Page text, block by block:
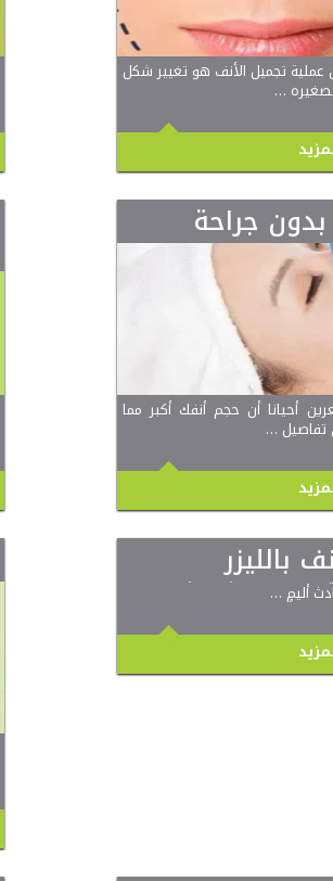
تجميل الأنف هو تغيير شكل
…
جراحة
أحيانا أن حجم أنفك أكبر مما
تفاصيل …
بالليزر
حياتك ولو لمرةٍ واحدةٍ شخصاً قد
أليمٍ …